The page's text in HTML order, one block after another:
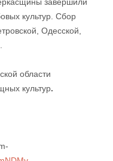
завершили
культур. Сбор
Одесской,
области
культур.